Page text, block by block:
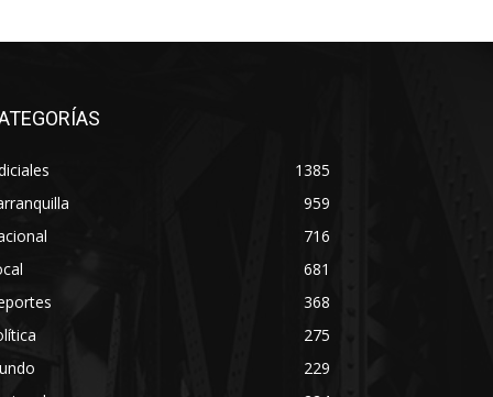
1385
959
716
681
368
275
229